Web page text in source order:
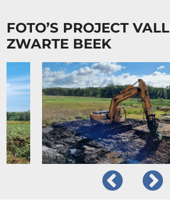
FOTO’S PROJECT
ZWARTE BEEK